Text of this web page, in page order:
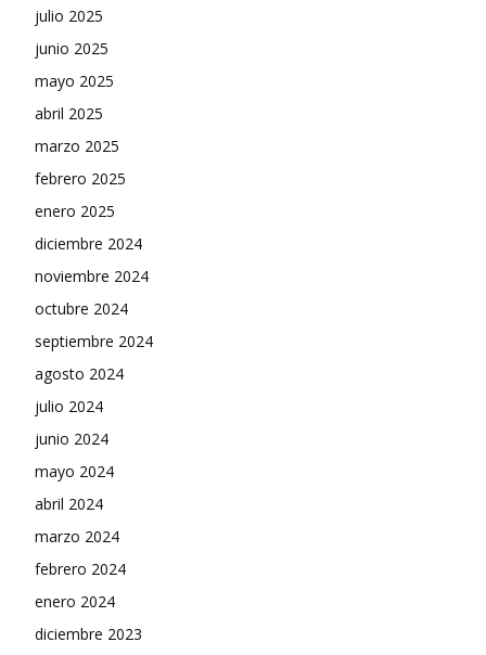
julio 2025
junio 2025
mayo 2025
abril 2025
marzo 2025
febrero 2025
enero 2025
diciembre 2024
noviembre 2024
octubre 2024
septiembre 2024
agosto 2024
julio 2024
junio 2024
mayo 2024
abril 2024
marzo 2024
febrero 2024
enero 2024
diciembre 2023